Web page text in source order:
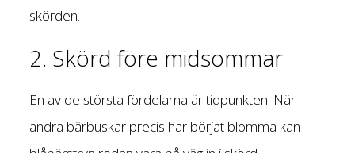
skörden.
2. Skörd före midsommar
En av de största fördelarna är tidpunkten. När
andra bärbuskar precis har börjat blomma kan